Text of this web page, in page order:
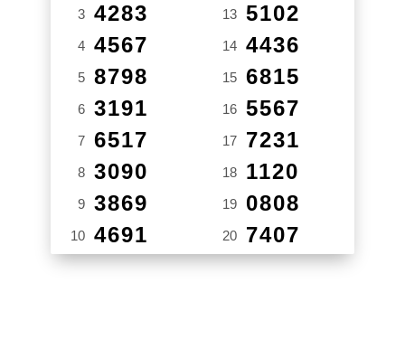
3 4283
4 4567
5 8798
6 3191
7 6517
8 3090
9 3869
10 4691
13 5102
14 4436
15 6815
16 5567
17 7231
18 1120
19 0808
20 7407